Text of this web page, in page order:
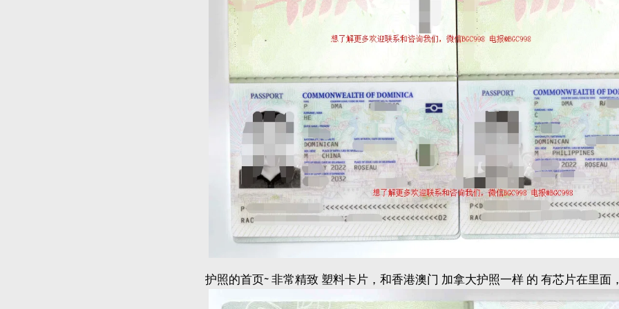
护照的首页~ 非常精致 塑料卡片，和香港澳门 加拿大护照一样 的 有芯片在里面